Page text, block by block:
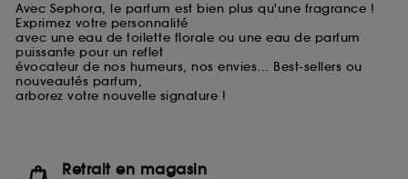
Avec Sephora, le parfum est bien plus qu'une fragrance !
Exprimez votre personnalité
avec une eau de toilette florale ou une eau de parfum
puissante pour un reflet
évocateur de nos humeurs, nos envies... Best-sellers ou
nouveautés parfum,
arborez votre nouvelle signature !
Retrait en magasin